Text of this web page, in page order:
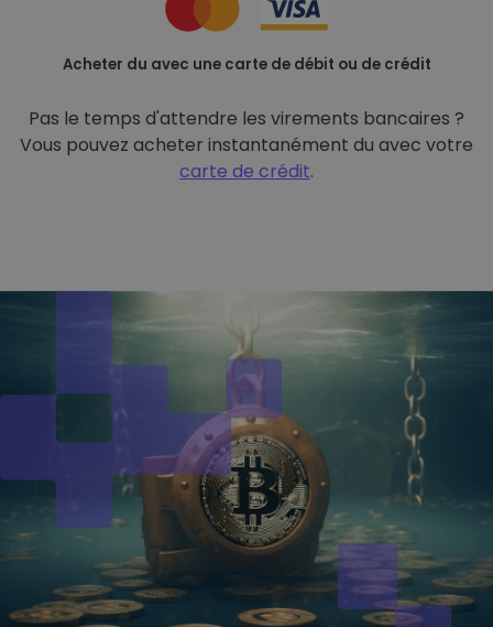
Acheter du avec une carte de débit ou de crédit
Pas le temps d'attendre les virements bancaires ?
Vous pouvez acheter instantanément du avec votre
carte de crédit.